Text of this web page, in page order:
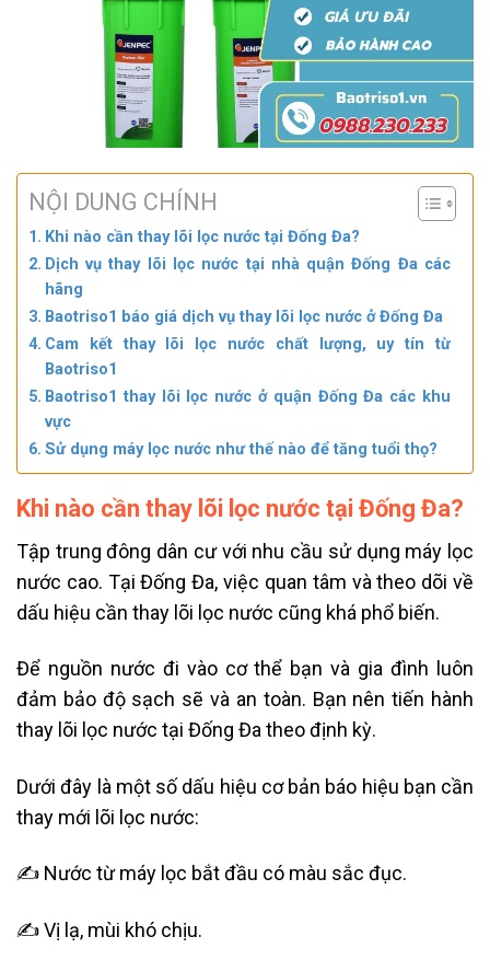
NỘI DUNG CHÍNH
Khi nào cần thay lõi lọc nước tại Đống Đa?
Dịch vụ thay lõi lọc nước tại nhà quận Đống Đa các
hãng
Baotriso1 báo giá dịch vụ thay lõi lọc nước ở Đống Đa
Cam kết thay lõi lọc nước chất lượng, uy tín từ
Baotriso1
Baotriso1 thay lõi lọc nước ở quận Đống Đa các khu
vực
Sử dụng máy lọc nước như thế nào để tăng tuổi thọ?
Khi nào cần thay lõi lọc nước tại Đống Đa?
Tập trung đông dân cư với nhu cầu sử dụng máy lọc
nước cao. Tại Đống Đa, việc quan tâm và theo dõi về
dấu hiệu cần thay lõi lọc nước cũng khá phổ biến.
Để nguồn nước đi vào cơ thể bạn và gia đình luôn
đảm bảo độ sạch sẽ và an toàn. Bạn nên tiến hành
thay lõi lọc nước tại Đống Đa theo định kỳ.
Dưới đây là một số dấu hiệu cơ bản báo hiệu bạn cần
thay mới lõi lọc nước:
✍ Nước từ máy lọc bắt đầu có màu sắc đục.
✍ Vị lạ, mùi khó chịu.